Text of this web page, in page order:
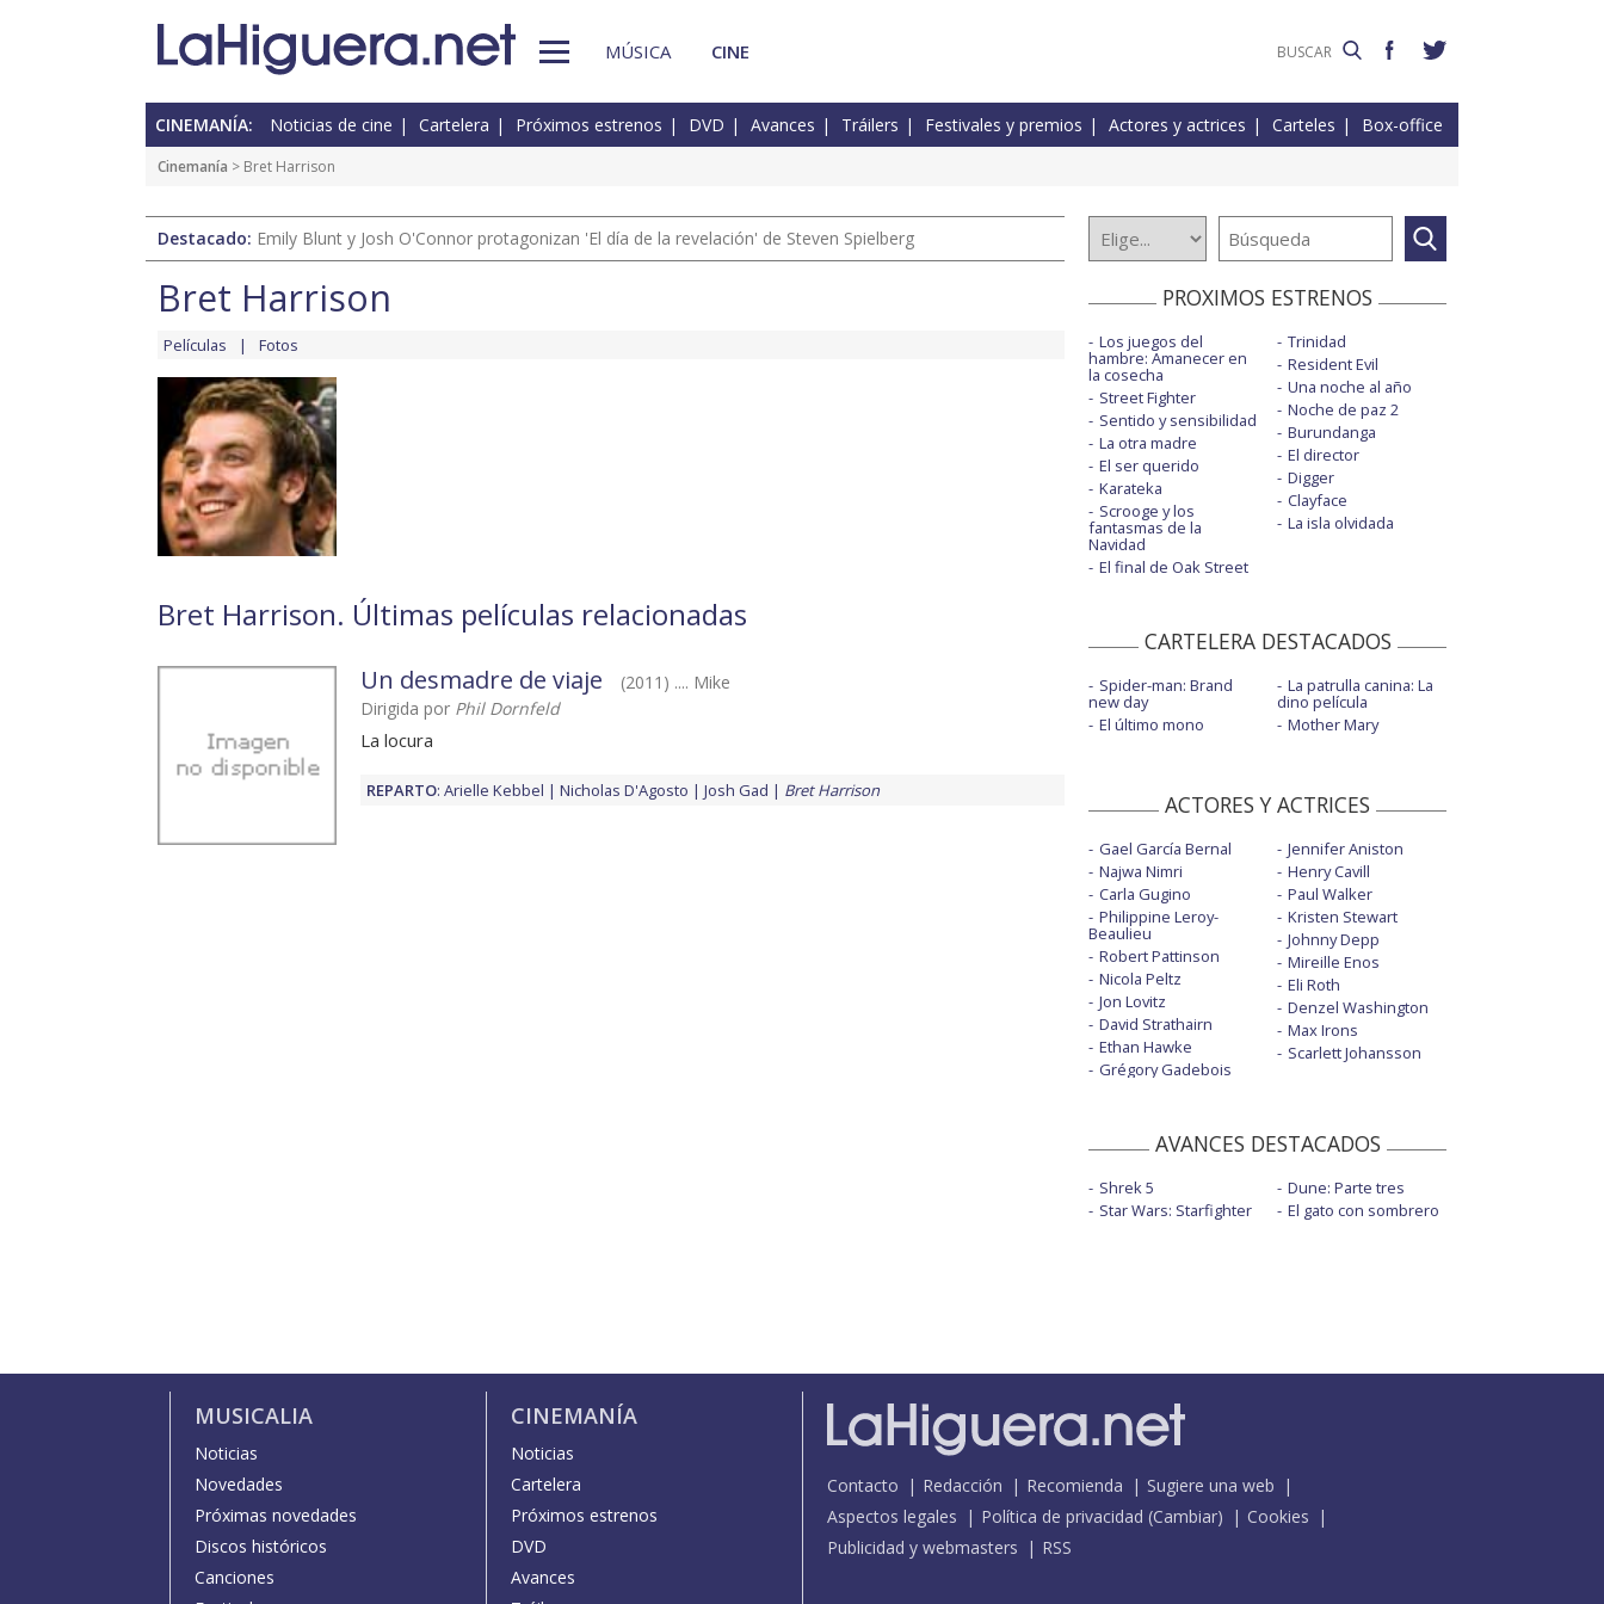
MÚSICA CINE
CINEMANÍA: Noticias de cine Cartelera Próximos estrenos DVD Avances Tráilers Festivales y premios Actores y actrices Carteles Box-office
Cinemanía > Bret Harrison
Destacado: Emily Blunt y Josh O'Connor protagonizan 'El día de la revelación' de Steven Spielberg
Bret Harrison
Películas Fotos
Bret Harrison. Últimas películas relacionadas
Un desmadre de viaje
(2011) .... Mike
Dirigida por Phil Dornfeld
La locura
REPARTO: Arielle Kebbel Nicholas D'Agosto Josh Gad Bret Harrison
PROXIMOS ESTRENOS
Los juegos del
hambre: Amanecer en
la cosecha
Street Fighter
Sentido y sensibilidad
La otra madre
El ser querido
Karateka
Scrooge y los
fantasmas de la
Navidad
El final de Oak Street
Trinidad
Resident Evil
Una noche al año
Noche de paz 2
Burundanga
El director
Digger
Clayface
La isla olvidada
CARTELERA DESTACADOS
Spider-man: Brand
new day
El último mono
La patrulla canina: La
dino película
Mother Mary
ACTORES Y ACTRICES
Gael García Bernal
Najwa Nimri
Carla Gugino
Philippine Leroy-
Beaulieu
Robert Pattinson
Nicola Peltz
Jon Lovitz
David Strathairn
Ethan Hawke
Grégory Gadebois
Jennifer Aniston
Henry Cavill
Paul Walker
Kristen Stewart
Johnny Depp
Mireille Enos
Eli Roth
Denzel Washington
Max Irons
Scarlett Johansson
AVANCES DESTACADOS
Shrek 5
Star Wars: Starfighter
Dune: Parte tres
El gato con sombrero
MUSICALIA
Noticias
Novedades
Próximas novedades
Discos históricos
Canciones
CINEMANÍA
Noticias
Cartelera
Próximos estrenos
DVD
Avances
Contacto Redacción Recomienda
Sugiere una web
Aspectos legales
Política de privacidad (Cambiar)
Cookies
Publicidad y webmasters
RSS